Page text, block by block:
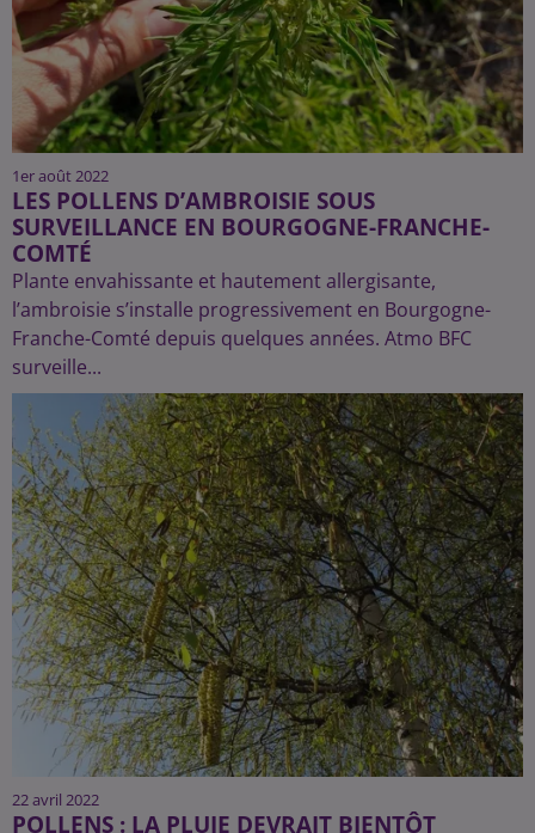
1er août 2022
LES POLLENS D’AMBROISIE SOUS
SURVEILLANCE EN BOURGOGNE-FRANCHE-
COMTÉ
Plante envahissante et hautement allergisante,
l’ambroisie s’installe progressivement en Bourgogne-
Franche-Comté depuis quelques années. Atmo BFC
surveille...
22 avril 2022
POLLENS : LA PLUIE DEVRAIT BIENTÔT